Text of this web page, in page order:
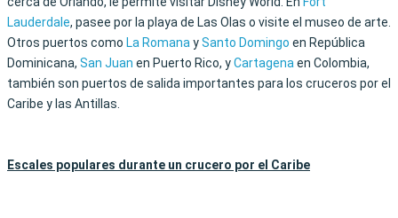
Lauderdale, pasee por la playa de Las Olas o visite el museo de arte.
Otros puertos como La RomanaySanto Domingo en República
Dominicana, San Juan en Puerto Rico, yCartagenaen Colombia,
también son puertos de salida importantes para los cruceros por el
Caribe y las Antillas.
Escales populares durante un crucero por el Caribe